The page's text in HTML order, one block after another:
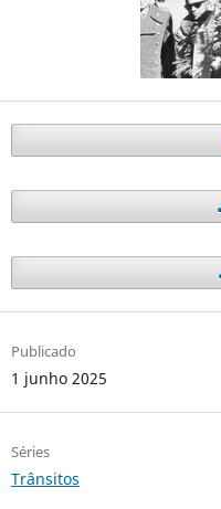
Publicado
1 junho 2025
Séries
Trânsitos